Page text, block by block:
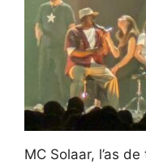
MC Solaar, l’as